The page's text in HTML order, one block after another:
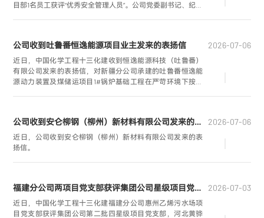
目部1名员工获评“优秀安全管理人员”。公司党委副书记、纪委
公司收到吐鲁番恒逸能源项目业主发来的表扬信 2026-07-06
近日，中国化学工程十三化建收到恒逸能源科技（吐鲁番）
有限公司发来的表扬信，对新疆分公司承建的吐鲁番恒逸能
源动力装置及煤储运项目1#锅炉基础工程在严苛环境下按期
公司收到安仑柳钢（柳州）新材料有限公司发来的表扬信 2026-07-06
近日，公司收到安仑柳钢（柳州）新材料有限公司发来的表
扬信。
福建分公司两项目党支部获评集团公司星级项目党支部荣誉 2026-07-03
近日，中国化学工程十三化建福建分公司惠州乙烯污水场项
目党支部获评集团公司第二批四星级项目党支部，河北黄骅